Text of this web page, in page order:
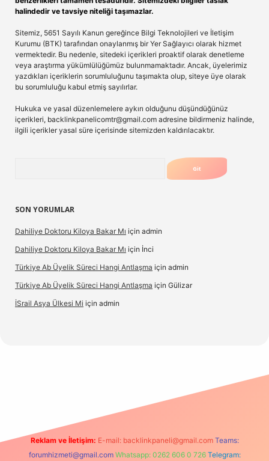
halindedir ve tavsiye niteliği taşımazlar.
Sitemiz, 5651 Sayılı Kanun gereğince Bilgi Teknolojileri ve İletişim
Kurumu (BTK) tarafından onaylanmış bir Yer Sağlayıcı olarak hizmet
vermektedir. Bu nedenle, sitedeki içerikleri proaktif olarak denetleme
veya araştırma yükümlülüğümüz bulunmamaktadır. Ancak, üyelerimiz
yazdıkları içeriklerin sorumluluğunu taşımakta olup, siteye üye olarak
bu sorumluluğu kabul etmiş sayılırlar.
Hukuka ve yasal düzenlemelere aykırı olduğunu düşündüğünüz
içerikleri, backlinkpanelicomtr@gmail.com adresine bildirmeniz halinde,
ilgili içerikler yasal süre içerisinde sitemizden kaldırılacaktır.
SON YORUMLAR
Dahiliye Doktoru Kiloya Bakar Mı için admin
Dahiliye Doktoru Kiloya Bakar Mı için İnci
Türkiye Ab Üyelik Süreci Hangi Antlaşma için admin
Türkiye Ab Üyelik Süreci Hangi Antlaşma için Gülizar
İSrail Asya Ülkesi Mi için admin
Reklam ve İletişim: E-mail: backlinkpaneli@gmail.com Teams:
forumhizmeti@gmail.com Whatsapp: 0262 606 0 726 Telegram: